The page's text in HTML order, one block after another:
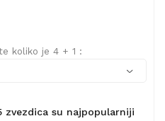
koliko je 4 + 1 :
zvezdica su najpopularniji